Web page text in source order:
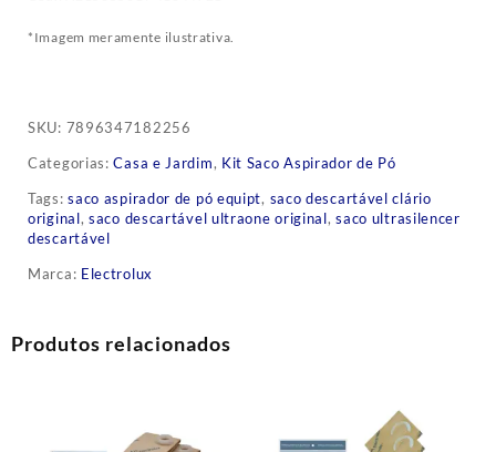
*Imagem meramente ilustrativa.
SKU: 7896347182256
Categorias:Casa e Jardim, Kit Saco Aspirador de Pó
Tags:saco aspirador de pó equipt, saco descartável clário
original,saco descartável ultraone original,saco ultrasilencer
descartável
Marca: Electrolux
Produtos relacionados